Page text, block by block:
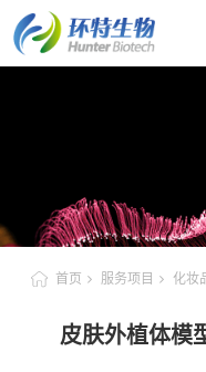
首页 服务项目 化妆
皮肤外植体模